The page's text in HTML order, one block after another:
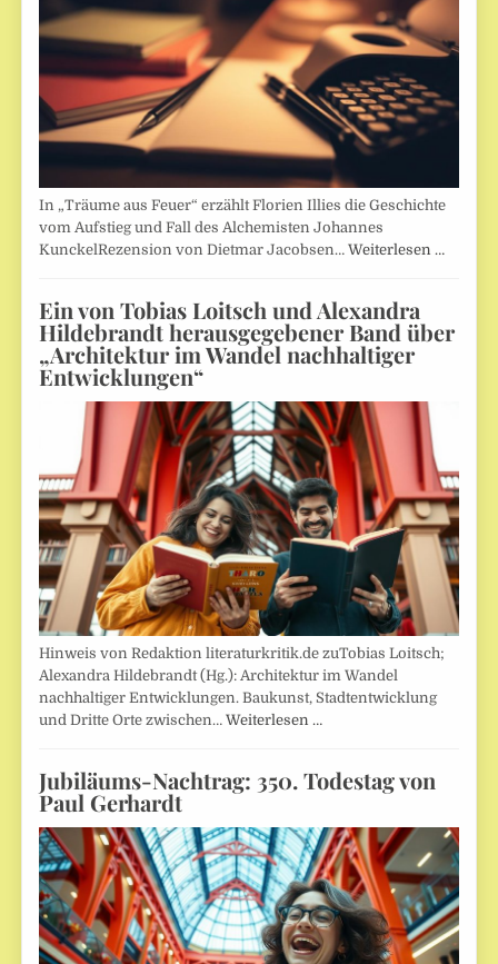
In „Träume aus Feuer“ erzählt Florien Illies die Geschichte
vom Aufstieg und Fall des Alchemisten Johannes
KunckelRezension von Dietmar Jacobsen…Weiterlesen …
Ein von Tobias Loitsch und Alexandra
Hildebrandt herausgegebener Band über
„Architektur im Wandel nachhaltiger
Entwicklungen“
Hinweis von Redaktion literaturkritik.de zuTobias Loitsch;
Alexandra Hildebrandt (Hg.): Architektur im Wandel
nachhaltiger Entwicklungen. Baukunst, Stadtentwicklung
und Dritte Orte zwischen…Weiterlesen …
Jubiläums-Nachtrag: 350. Todestag von
Paul Gerhardt